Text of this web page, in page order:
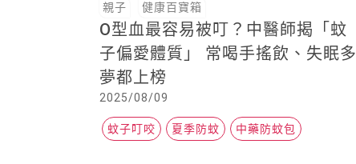
親子 健康百寶箱
O型血最容易被叮？中醫師揭「蚊
子偏愛體質」 常喝手搖飲、失眠多
夢都上榜
2025/08/09
蚊子叮咬 夏季防蚊 中藥防蚊包